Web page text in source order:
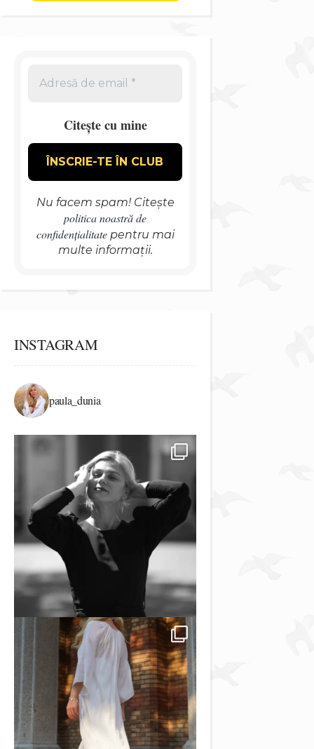
Citește cu mine
Nu facem spam! Citește
politica noastră de
confidențialitatepentru mai
multe informații.
INSTAGRAM
paula_dunia